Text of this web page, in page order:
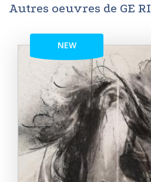
Autres oeuvres de GE RI
NEW